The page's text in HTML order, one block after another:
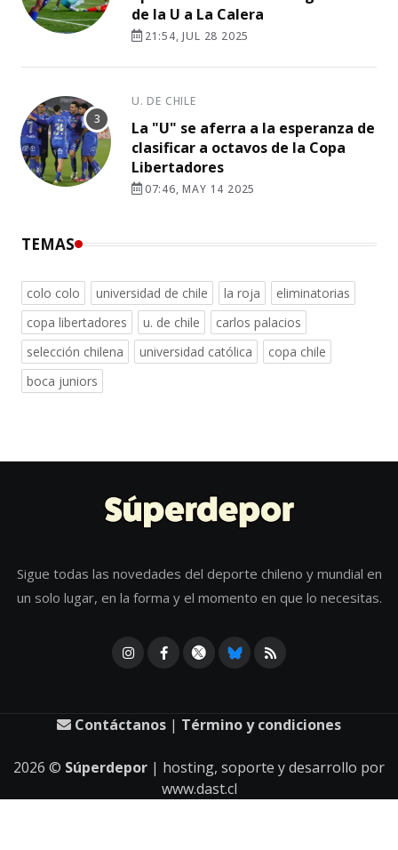
de la U a La Calera
21:54, JUL 28 2025
U. DE CHILE
La "U" se aferra a la esperanza de
clasificar a octavos de la Copa
Libertadores
07:46, MAY 14 2025
TEMAS
colo colo universidad de chile la roja
eliminatorias
copa libertadores
u. de chile
carlos palacios
selección chilena
universidad católica
copa chile
boca juniors
Sigue todas las novedades del deporte chileno y mundial en
un solo lugar, en la forma y el momento en que lo necesitas.
Contáctanos | Término y condiciones
2026 © Súperdepor | hosting, soporte y desarrollo por
www.dast.cl